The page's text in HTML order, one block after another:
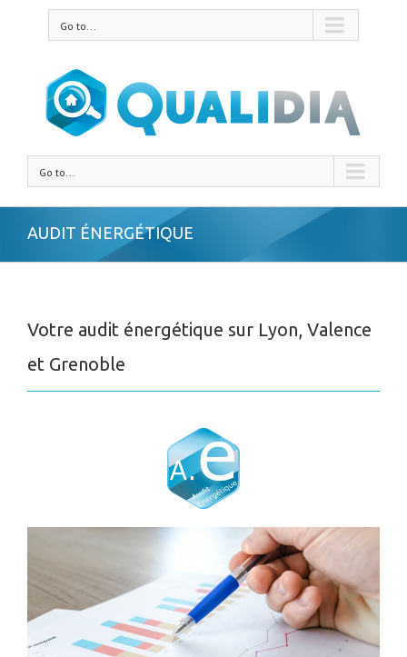
Go to...
Go to...
AUDIT ÉNERGÉTIQUE
Votre audit énergétique sur Lyon, Valence
et Grenoble